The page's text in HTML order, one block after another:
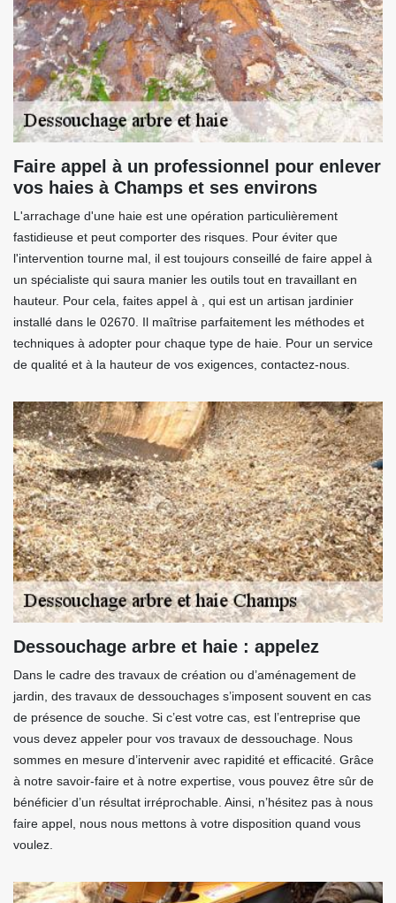
Faire appel à un professionnel pour enlever
vos haies à Champs et ses environs
L'arrachage d'une haie est une opération particulièrement
fastidieuse et peut comporter des risques. Pour éviter que
l'intervention tourne mal, il est toujours conseillé de faire appel à
un spécialiste qui saura manier les outils tout en travaillant en
hauteur. Pour cela, faites appel à , qui est un artisan jardinier
installé dans le 02670. Il maîtrise parfaitement les méthodes et
techniques à adopter pour chaque type de haie. Pour un service
de qualité et à la hauteur de vos exigences, contactez-nous.
Dessouchage arbre et haie : appelez
Dans le cadre des travaux de création ou d’aménagement de
jardin, des travaux de dessouchages s’imposent souvent en cas
de présence de souche. Si c’est votre cas, est l’entreprise que
vous devez appeler pour vos travaux de dessouchage. Nous
sommes en mesure d’intervenir avec rapidité et efficacité. Grâce
à notre savoir-faire et à notre expertise, vous pouvez être sûr de
bénéficier d’un résultat irréprochable. Ainsi, n’hésitez pas à nous
faire appel, nous nous mettons à votre disposition quand vous
voulez.